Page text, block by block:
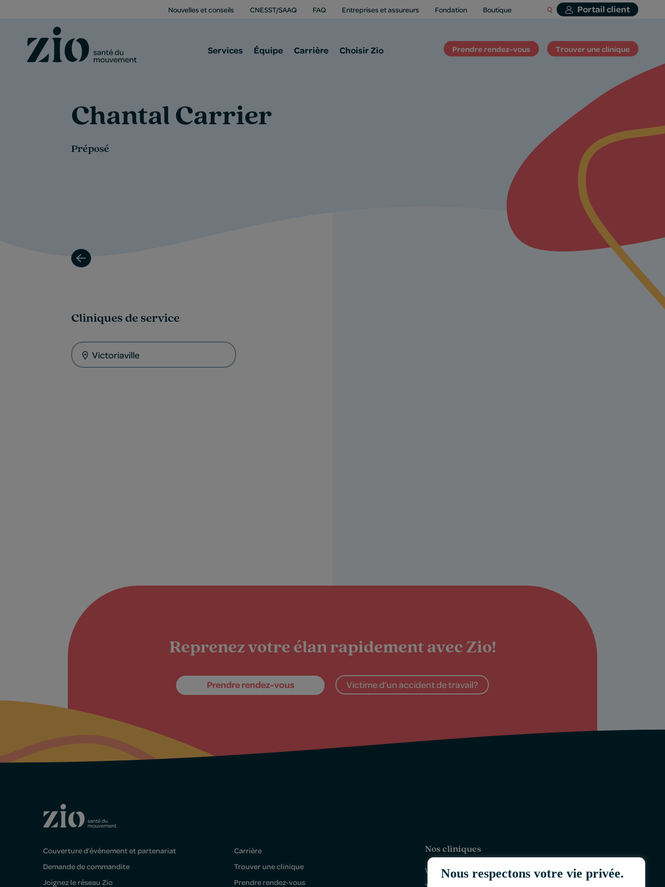
Nous respectons votre vie privée.
Nouvelles et conseils CNESST/SAAQ FAQ Entreprises et assureurs Fondation Boutique Portail client
Services Équipe Carrière Choisir Zio Prendre rendez-vous Trouver une clinique
Chantal Carrier
Préposé
Cliniques de service
Victoriaville
Reprenez votre élan rapidement avec Zio!
Prendre rendez-vous Victime d’un accident de travail?
Couverture d’événement et partenariat
Demande de commandite
Joignez le réseau Zio
Carrière
Trouver une clinique
Prendre rendez-vous
Nos cliniques
Victoriaville